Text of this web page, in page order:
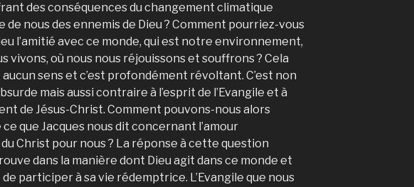
des conséquences du changement climatique
de nous des ennemis de Dieu ? Comment pourriez-vous
l’amitié avec ce monde, qui est notre environnement,
vivons, où nous nous réjouissons et souffrons ? Cela
aucun sens et c’est profondément révoltant. C’est non
mais aussi contraire à l’esprit de l’Evangile et à
de Jésus-Christ. Comment pouvons-nous alors
que Jacques nous dit concernant l’amour
Christ pour nous ? La réponse à cette question
dans la manière dont Dieu agit dans ce monde et
participer à sa vie rédemptrice. L’Evangile que nous